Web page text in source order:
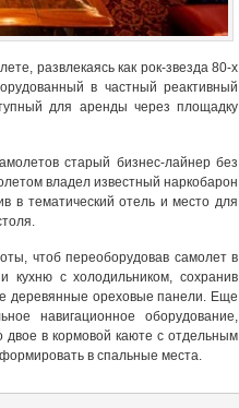
развлекаясь как рок-звезда 80-х
в частный реактивный
для аренды через площадку
старый бизнес-лайнер без
владел известный наркобарон
в тематический отель и место для
чтоб переоборудовав самолет в
кухню с холодильником, сохранив
деревянные ореховые панели. Еще
навигационное оборудование,
двое в кормовой каюте с отдельным
в спальные места.